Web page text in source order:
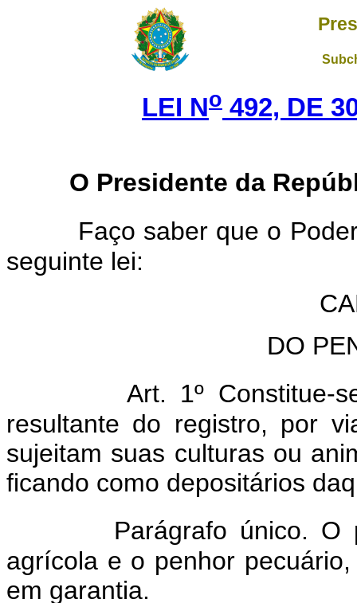
LEI No 492, DE
O Presidente da
Faço saber que o
seguinte lei:
DO
Art. 1º Constitue-
resultante do registro, por
sujeitam suas culturas ou
ficando como depositários
Parágrafo único. O
agrícola e o penhor
em garantia.